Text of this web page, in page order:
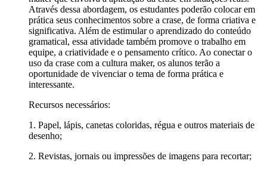
Através dessa abordagem, os estudantes poderão colocar em
prática seus conhecimentos sobre a crase, de forma criativa e
significativa. Além de estimular o aprendizado do conteúdo
gramatical, essa atividade também promove o trabalho em
equipe, a criatividade e o pensamento crítico. Ao conectar o
uso da crase com a cultura maker, os alunos terão a
oportunidade de vivenciar o tema de forma prática e
interessante.
Recursos necessários:
1. Papel, lápis, canetas coloridas, régua e outros materiais de
desenho;
2. Revistas, jornais ou impressões de imagens para recortar;